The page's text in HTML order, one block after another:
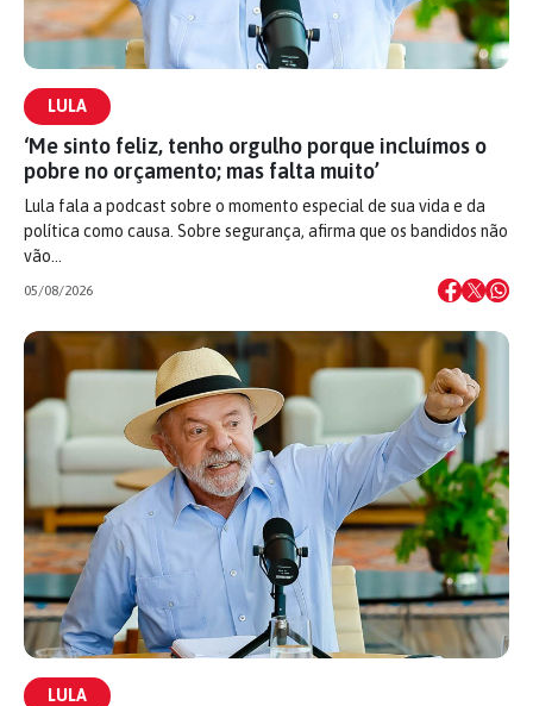
LULA
‘Me sinto feliz, tenho orgulho porque incluímos o
pobre no orçamento; mas falta muito’
Lula fala a podcast sobre o momento especial de sua vida e da
política como causa. Sobre segurança, afirma que os bandidos não
vão…
05/08/2026
LULA